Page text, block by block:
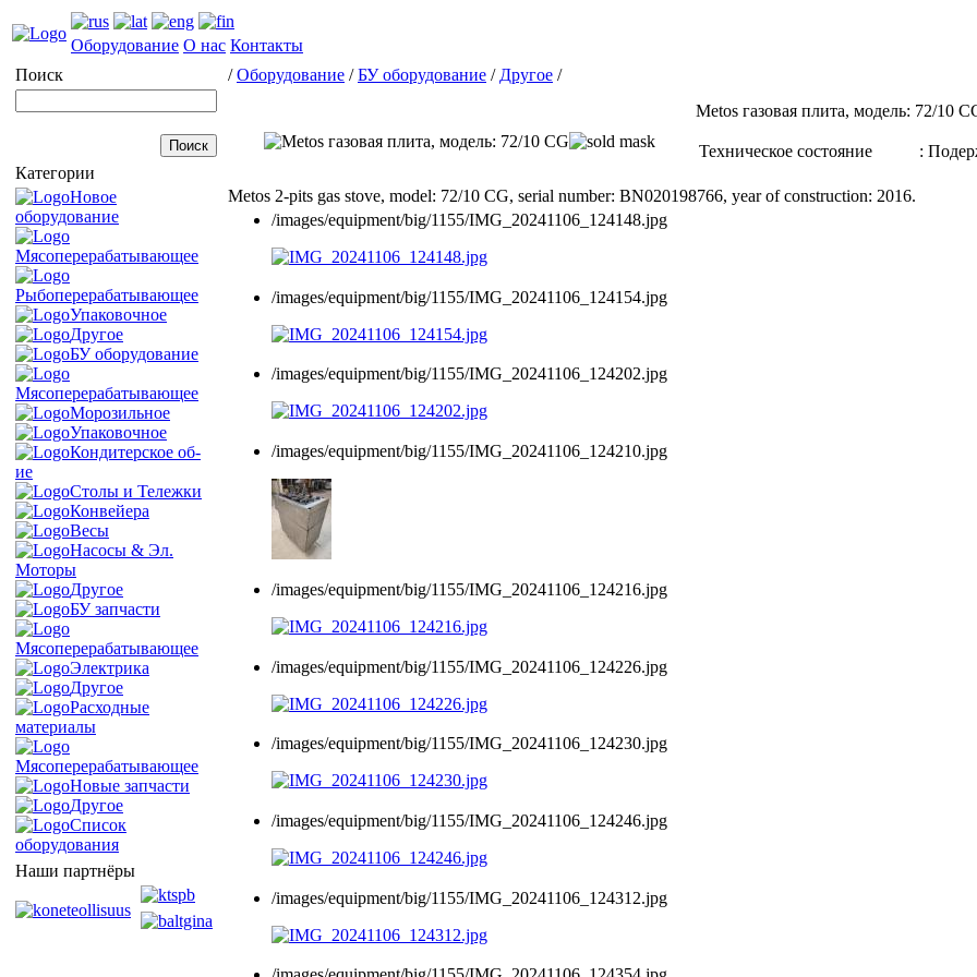
Оборудование О нас Контакты
Поиск
Категории
Новое
оборудование
Мясоперерабатывающее
Рыбоперерабатывающее
Упаковочное
Другое
БУ оборудование
Мясоперерабатывающее
Морозильное
Упаковочное
Кондитерское об-
ие
Столы и Тележки
Конвейера
Весы
Насосы & Эл.
Моторы
Другое
БУ запчасти
Мясоперерабатывающее
Электрика
Другое
Расходные
материалы
Мясоперерабатывающее
Новые запчасти
Другое
Список
оборудования
Наши партнёры
/Оборудование /БУ оборудование / Другое /
Metos газовая плита, модель: 72/10
Техническое состояние :
Metos 2-pits gas stove, model: 72/10 CG, serial number: BN020198766, year of construction: 2016.
/images/equipment/big/1155/IMG_20241106_124148.jpg
/images/equipment/big/1155/IMG_20241106_124154.jpg
/images/equipment/big/1155/IMG_20241106_124202.jpg
/images/equipment/big/1155/IMG_20241106_124210.jpg
/images/equipment/big/1155/IMG_20241106_124216.jpg
/images/equipment/big/1155/IMG_20241106_124226.jpg
/images/equipment/big/1155/IMG_20241106_124230.jpg
/images/equipment/big/1155/IMG_20241106_124246.jpg
/images/equipment/big/1155/IMG_20241106_124312.jpg